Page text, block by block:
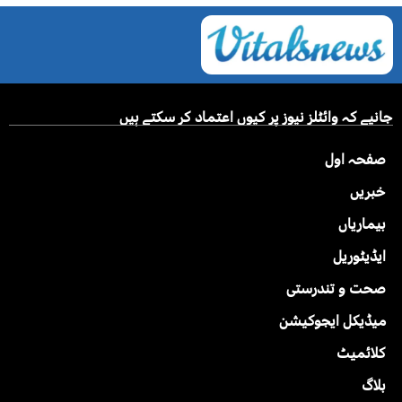
جانیے کہ وائٹلز نیوز پر کیوں اعتماد کر سکتے ہیں
صفحہ اول
خبریں
بیماریاں
ایڈیٹوریل
صحت و تندرستی
میڈیکل ایجوکیشن
کلائمیٹ
بلاگ